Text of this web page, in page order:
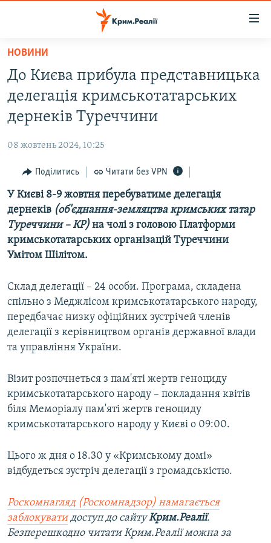
Перейти
основного
матеріалу
до
основної
Перейти
пошуку
ВОДА.КРИМ
ВІДЕО ТА ФОТО
БЛОГИ
ПОГЛЯД
ІНТЕРВ'Ю
ВСЕ ЗА ДЕНЬ
СПЕЦПРОЕКТИ
ДЕПОРТАЦІЯ
ВІДЕОУРОКИ «ELIFBE»
СВІДЧЕННЯ ОКУПАЦІЇ
УКРАЇНСЬКА ПРОБЛЕМА КРИМУ
ІНФОГРАФІКА
ЯК ОБІЙТИ БЛОКУВАННЯ
Русский
Qırımtatar
ДОЛУЧАЙСЯ!
Усі сайти RFE/RL
НОВИНИ
До Києва прибула представницька
делегація кримськотатарських
дернеків Туреччини
08 жовтень 2024, 10:25
Поділитись Читати без VPN
У Києві 8-9 жовтня перебуватиме делегація
дернеків (об'єднання-земляцтва кримських татар
Туреччини – КР)на чолі з головою Платформи
кримськотатарських організацій Туреччини
Умітом Шілітом.
Склад делегації – 24 особи. Програма, складена
спільно з Меджлісом кримськотатарського народу,
передбачає низку офіційних зустрічей членів
делегації з керівництвом органів державної влади
та управління України.
Візит розпочнеться з пам'яті жертв геноциду
кримськотатарського народу – покладання квітів
біля Меморіалу пам'яті жертв геноциду
кримськотатарського народу у Києві о 09:00.
Цього ж дня о 18.30 у «Кримському домі»
відбудеться зустріч делегації з громадськістю.
Роскомнагляд (Роскомнадзор) намагається
заблокуватидоступ до сайтуКрим.Реалії.
Безперешкодно читати Крим.Реалії можна за